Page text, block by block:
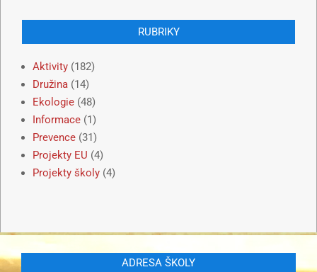
RUBRIKY
Aktivity (182)
Družina (14)
Ekologie (48)
Informace (1)
Prevence (31)
Projekty EU (4)
Projekty školy (4)
ADRESA ŠKOLY